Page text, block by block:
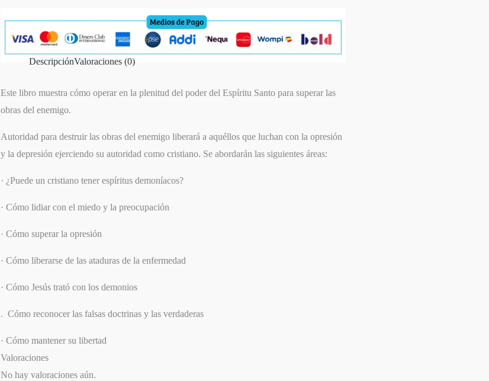
DescripciónValoraciones (0)
Este libro muestra cómo operar en la plenitud del poder del Espíritu Santo para superar las
obras del enemigo.
Autoridad para destruir las obras del enemigo liberará a aquéllos que luchan con la opresión
y la depresión ejerciendo su autoridad como cristiano. Se abordarán las siguientes áreas:
· ¿Puede un cristiano tener espíritus demoníacos?
· Cómo lidiar con el miedo y la preocupación
· Cómo superar la opresión
· Cómo liberarse de las ataduras de la enfermedad
· Cómo Jesús trató con los demonios
. Cómo reconocer las falsas doctrinas y las verdaderas
· Cómo mantener su libertad
Valoraciones
No hay valoraciones aún.